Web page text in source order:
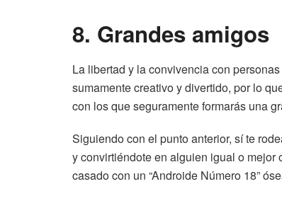
8. Grandes amigos
La libertad y la convivencia con
sumamente creativo y divertido, por lo
con los que seguramente formarás una
Siguiendo con el punto anterior, sí te
y convirtiéndote en alguien igual o
casado con un “Androide Número 18”